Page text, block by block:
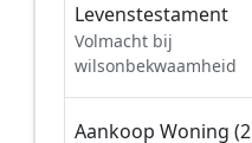
Levenstestament
Volmacht bij
wilsonbekwaamheid
Aankoop Woning (2